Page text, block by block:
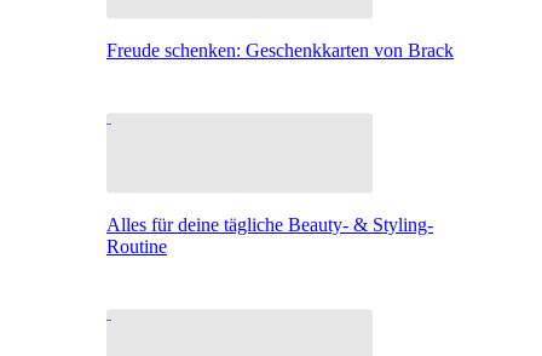
Freude schenken: Geschenkkarten von Brack
Alles für deine tägliche Beauty- & Styling-
Routine